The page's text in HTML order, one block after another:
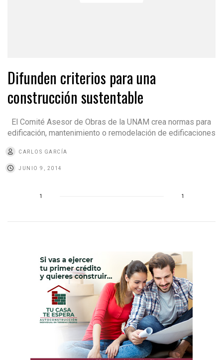
Difunden criterios para una
construcción sustentable
El Comité Asesor de Obras de la UNAM crea normas para
edificación, mantenimiento o remodelación de edificaciones
CARLOS GARCÍA
JUNIO 9, 2014
1 1